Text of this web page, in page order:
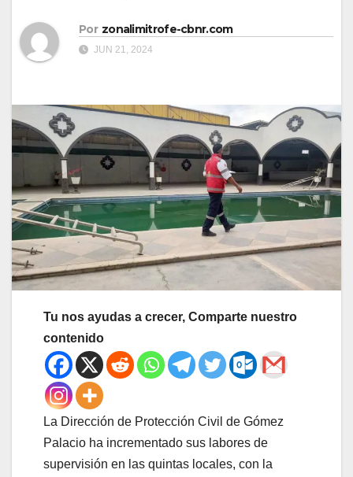
Por zonalimitrofe-cbnr.com
JUN 21, 2024
Tu nos ayudas a crecer, Comparte nuestro
contenido
La Dirección de Protección Civil de Gómez
Palacio ha incrementado sus labores de
supervisión en las quintas locales, con la